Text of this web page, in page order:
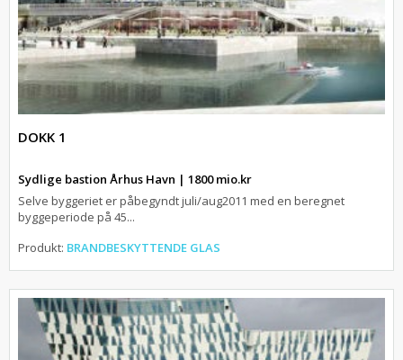
DOKK 1
Sydlige bastion Århus Havn | 1800 mio.kr
Selve byggeriet er påbegyndt juli/aug2011 med en beregnet
byggeperiode på 45...
Produkt: BRANDBESKYTTENDE GLAS